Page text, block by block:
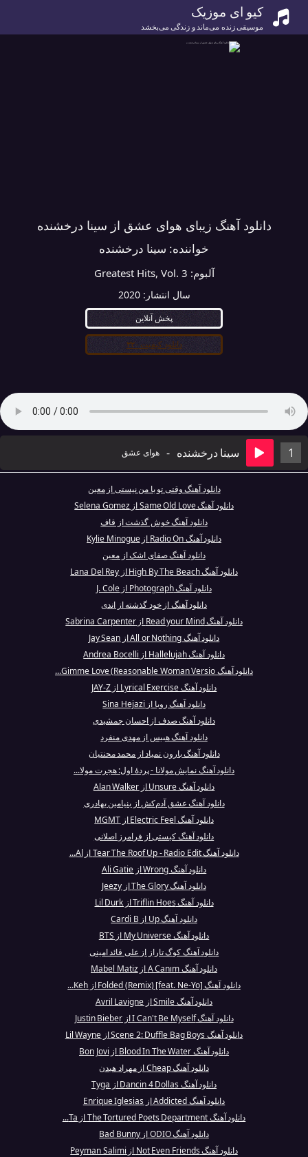
کیو ای موزیک
موسیقی زنده می‌ماند و زندگی می‌بخشد
دانلود آهنگ زیبای هوای عشق از سینا درخشنده
خواننده: سینا درخشنده
آلبوم: Greatest Hits, Vol. 3
سال انتشار:2020
پخش آنلاین
دانلود کیفیت ۳۲۰
1 سینا درخشنده - هوای عشق
دانلود آهنگ وقتی تو با من نیستی از معین
دانلود آهنگ Same Old Love از Selena Gomez
دانلود آهنگ خوش گذشت از قاف
دانلود آهنگ Radio On از Kylie Minogue
دانلود آهنگ صفای اشک از معین
دانلود آهنگ High By The Beach از Lana Del Rey
دانلود آهنگ Photograph از J. Cole
دانلود آهنگ از خود گذشته از اندی
دانلود آهنگ Read your Mind از Sabrina Carpenter
دانلود آهنگ All or Nothing از Jay Sean
دانلود آهنگ Hallelujah از Andrea Bocelli
دانلود آهنگ Gimme Love (Reasonable Woman Versio...
دانلود آهنگ Lyrical Exercise از JAY-Z
دانلود آهنگ رویا از Sina Hejazi
دانلود آهنگ صدف از احسان جمشیدی
دانلود آهنگ هبیس از مهدی منفرد
دانلود آهنگ بارون نمیاد از محمد محنتیان
دانلود آهنگ نمایش مولانا - پردهٔ اول: هجرت مولا...
دانلود آهنگ Unsure از Alan Walker
دانلود آهنگ عشق آدم‌کش از بنیامین بهادری
دانلود آهنگ Electric Feel از MGMT
دانلود آهنگ کیستی از فرامرز اصلانی
دانلود آهنگ Tear The Roof Up - Radio Edit از Al...
دانلود آهنگ Wrong از Ali Gatie
دانلود آهنگ The Glory از Jeezy
دانلود آهنگ Triflin Hoes از Lil Durk
دانلود آهنگ Up از Cardi B
دانلود آهنگ My Universe از BTS
دانلود آهنگ کوگ تاراز از علی قائد امینی
دانلود آهنگ A Canım از Mabel Matiz
دانلود آهنگ Folded (Remix) [feat. Ne-Yo] از Keh...
دانلود آهنگ Smile از Avril Lavigne
دانلود آهنگ I Can't Be Myself از Justin Bieber
دانلود آهنگ Scene 2: Duffle Bag Boys از Lil Wayne
دانلود آهنگ Blood In The Water از Bon Jovi
دانلود آهنگ Cheap از مهراد هیدن
دانلود آهنگ Dancin 4 Dollas از Tyga
دانلود آهنگ Addicted از Enrique Iglesias
دانلود آهنگ The Tortured Poets Department از Ta...
دانلود آهنگ ODIO از Bad Bunny
دانلود آهنگ Not Even Friends از Peyman Salimi